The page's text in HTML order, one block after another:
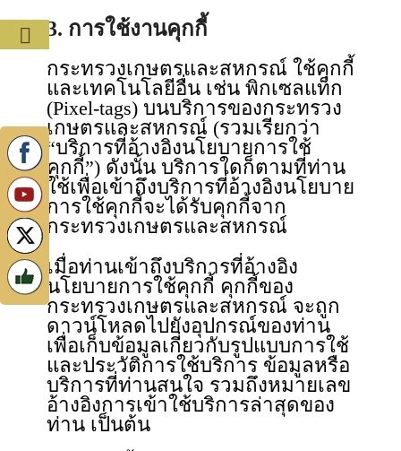
3. การใช้งานคุกกี้
กระทรวงเกษตรและสหกรณ์ ใช้คุกกี้
และเทคโนโลยีอื่น เช่น พิกเซลแท็ก
(Pixel-tags) บนบริการของกระทรวง
เกษตรและสหกรณ์ (รวมเรียกว่า
“บริการที่อ้างอิงนโยบายการใช้
คุกกี้”) ดังนั้น บริการใดก็ตามที่ท่าน
ใช้เพื่อเข้าถึงบริการที่อ้างอิงนโยบาย
การใช้คุกกี้จะได้รับคุกกี้จาก
กระทรวงเกษตรและสหกรณ์
เมื่อท่านเข้าถึงบริการที่อ้างอิง
นโยบายการใช้คุกกี้ คุกกี้ของ
กระทรวงเกษตรและสหกรณ์ จะถูก
ดาวน์โหลดไปยังอุปกรณ์ของท่าน
เพื่อเก็บข้อมูลเกี่ยวกับรูปแบบการใช้
และประวัติการใช้บริการ ข้อมูลหรือ
บริการที่ท่านสนใจ รวมถึงหมายเลข
อ้างอิงการเข้าใช้บริการล่าสุดของ
ท่าน เป็นต้น